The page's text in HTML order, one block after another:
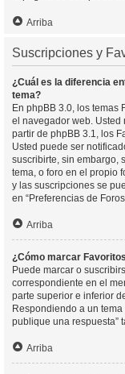
Arriba
Suscripciones y
¿Cuál es la diferencia
tema?
En phpBB 3.0, los temas
el navegador web. Usted
partir de phpBB 3.1, los
Usted puede ser
suscribirte, sin embargo,
tema, o foro en el propio
y las suscripciones se
en “Preferencias de
Arriba
¿Cómo marcar
Puede marcar o
correspondiente en el
parte superior e inferior
Respondiendo a un
publique una respuesta”
Arriba